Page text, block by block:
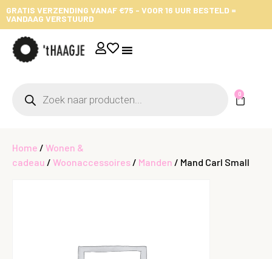
GRATIS VERZENDING VANAF €75 - VOOR 16 UUR BESTELD =
VANDAAG VERSTUURD
0
Home / Wonen &
cadeau / Woonaccessoires / Manden / Mand Carl Small